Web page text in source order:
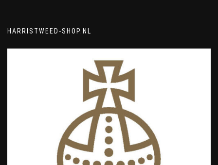
HARRISTWEED-SHOP.NL